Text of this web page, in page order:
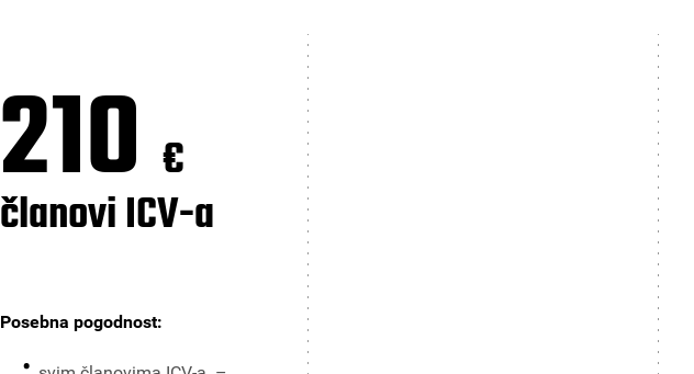
210 €
članovi ICV-a
Posebna pogodnost: